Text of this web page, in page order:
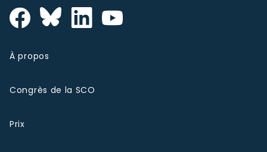
À propos
Congrès de la SCO
Prix